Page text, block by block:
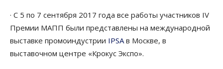
· С 5 по 7 сентября 2017 года все работы участников IV
Премии МАПП были представлены на международной
выставке промоиндустрии IPSAв Москве, в
выставочном центре «Крокус Экспо».